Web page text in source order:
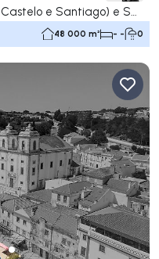
Alcácer do Sal (Santa Maria do Castelo e Santiago) e Santa Susana, Alcácer do Sal
48 000 m² - - 0